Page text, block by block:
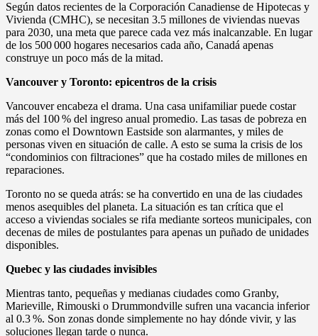
Según datos recientes de la Corporación Canadiense de Hipotecas y
Vivienda (CMHC), se necesitan 3.5 millones de viviendas nuevas
para 2030, una meta que parece cada vez más inalcanzable. En lugar
de los 500 000 hogares necesarios cada año, Canadá apenas
construye un poco más de la mitad.
Vancouver y Toronto: epicentros de la crisis
Vancouver encabeza el drama. Una casa unifamiliar puede costar
más del 100 % del ingreso anual promedio. Las tasas de pobreza en
zonas como el Downtown Eastside son alarmantes, y miles de
personas viven en situación de calle. A esto se suma la crisis de los
“condominios con filtraciones” que ha costado miles de millones en
reparaciones.
Toronto no se queda atrás: se ha convertido en una de las ciudades
menos asequibles del planeta. La situación es tan crítica que el
acceso a viviendas sociales se rifa mediante sorteos municipales, con
decenas de miles de postulantes para apenas un puñado de unidades
disponibles.
Quebec y las ciudades invisibles
Mientras tanto, pequeñas y medianas ciudades como Granby,
Marieville, Rimouski o Drummondville sufren una vacancia inferior
al 0.3 %. Son zonas donde simplemente no hay dónde vivir, y las
soluciones llegan tarde o nunca.